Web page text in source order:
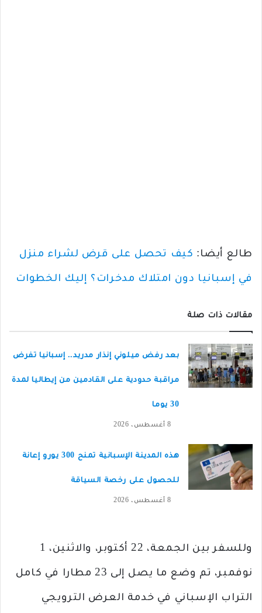
طالع أيضا: كيف تحصل على قرض لشراء منزل
في إسبانيا دون امتلاك مدخرات؟ إليك الخطوات
مقالات ذات صلة
بعد رفض ميلوني إنذار مدريد.. إسبانيا تفرض
مراقبة حدودية على القادمين من إيطاليا لمدة
30 يوما
8 أغسطس، 2026
هذه المدينة الإسبانية تمنح 300 يورو إعانة
للحصول على رخصة السياقة
8 أغسطس، 2026
وللسفر بين الجمعة، 22 أكتوبر، والاثنين، 1
نوفمبر، تم وضع ما يصل إلى 23 مطارا في كامل
التراب الإسباني في خدمة العرض الترويجي